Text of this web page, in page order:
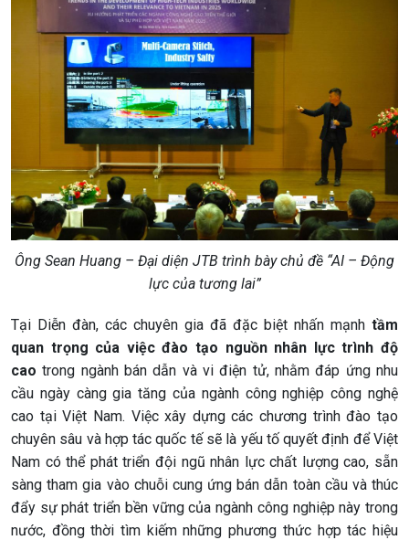
Ông Sean Huang – Đại diện JTB trình bày chủ đề “AI – Động
lực của tương lai”
Tại Diễn đàn, các chuyên gia đã đặc biệt nhấn mạnh tầm
quan trọng của việc đào tạo nguồn nhân lực trình độ
cao trong ngành bán dẫn và vi điện tử, nhằm đáp ứng nhu
cầu ngày càng gia tăng của ngành công nghiệp công nghệ
cao tại Việt Nam. Việc xây dựng các chương trình đào tạo
chuyên sâu và hợp tác quốc tế sẽ là yếu tố quyết định để Việt
Nam có thể phát triển đội ngũ nhân lực chất lượng cao, sẵn
sàng tham gia vào chuỗi cung ứng bán dẫn toàn cầu và thúc
đẩy sự phát triển bền vững của ngành công nghiệp này trong
nước, đồng thời tìm kiếm những phương thức hợp tác hiệu